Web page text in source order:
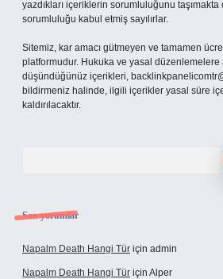
yazdıkları içeriklerin sorumluluğunu
sorumluluğu kabul etmiş sayılırlar.
Sitemiz, kar amacı gütmeyen ve tamamen
platformudur. Hukuka ve yasal düzenlemelere
düşündüğünüz içerikleri,
bildirmeniz halinde, ilgili içerikler yasal süre
kaldırılacaktır.
Son yorumlar
Napalm Death Hangi Tür için admin
Napalm Death Hangi Tür için Alper